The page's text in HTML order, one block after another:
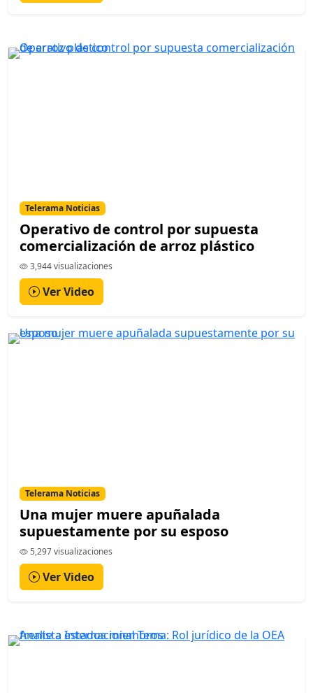
Telerama Noticias
Operativo de control por supuesta
comercialización de arroz plástico
3,944 visualizaciones
Ver Video
Telerama Noticias
Una mujer muere apuñalada
supuestamente por su esposo
5,297 visualizaciones
Ver Video